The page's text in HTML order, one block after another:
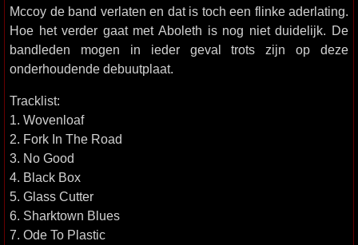
Mccoy de band verlaten en dat is toch een flinke aderlating.
Hoe het verder gaat met Aboleth is nog niet duidelijk. De
bandleden mogen in ieder geval trots zijn op deze
onderhoudende debuutplaat.
Tracklist:
1. Wovenloaf
2. Fork In The Road
3. No Good
4. Black Box
5. Glass Cutter
6. Sharktown Blues
7. Ode To Plastic